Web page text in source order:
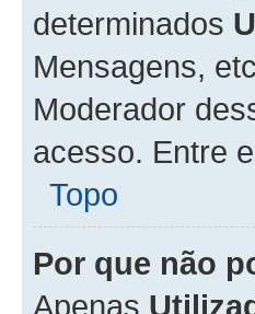
determinados
Mensagens,
Moderador
acesso. Entre
Topo
Por que não
Apenas